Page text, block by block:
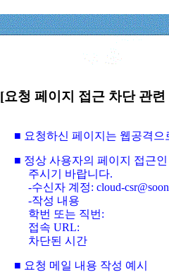
[요청 페이지 접근 차단 관
■ 요청하신 페이지는 웹공격
■ 정상 사용자의 페이지 접근
주시기 바랍니다.
-수신자 계정: cloud-
-작성 내용
학번 또는 직번:
접속 URL:
차단된 시간
■ 요청 메일 내용 작성 예시